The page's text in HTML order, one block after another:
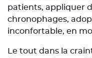
patients, appliquer
chronophages,
inconfortable, en
Le tout dans la